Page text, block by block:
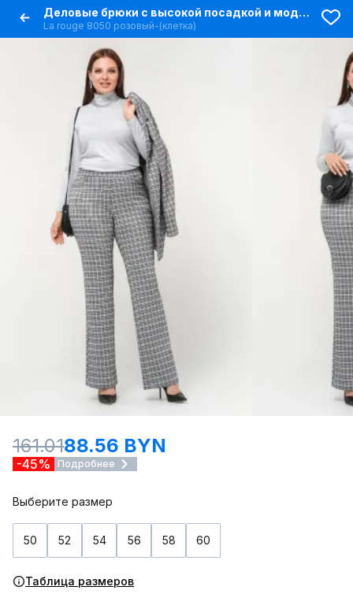
Деловые брюки с высокой посадкой и моделированными линиями
La rouge 8050 розовый-(клетка)
161.0188.56 BYN
-45% Подробнее
Выберите размер
50 52 54 56 58 60
Таблица размеров